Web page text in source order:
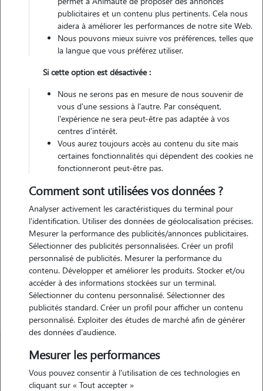
j'ai effectué un stage dans un cabinet vétérinaire de deux semaines et
cela m'a vraiment plus, je me lance alors dans une formation
d'assistante vétérinaire. j'ai une passion pour les animaux depuis
Expérience
plusieurs gardes d'animaux, ça s'est toujours très bien passé, je suis
vraiment une passionnée des animaux et je compte réellement en
faire mon métiers.
Animaux
publicitaires et un contenu plus pertinents. Cela nous
aidera à améliorer les performances de notre site Web.
Nous pouvons mieux suivre vos préférences, telles que
la langue que vous préférez utiliser.
Si cette option est désactivée :
Nous ne serons pas en mesure de nous souvenir de
vous d'une sessions à l'autre. Par conséquent,
l'expérience ne sera peut-être pas adaptée à vos
centres d'intérêt.
Vous aurez toujours accès au contenu du site mais
certaines fonctionnalités qui dépendent des cookies ne
fonctionneront peut-être pas.
Comment sont utilisées vos données ?
Analyser activement les caractéristiques du terminal pour
l'identification. Utiliser des données de géolocalisation précises.
Mesurer la performance des publicités/annonces publicitaires.
Sélectionner des publicités personnalisées. Créer un profil
personnalisé de publicités. Mesurer la performance du
contenu. Développer et améliorer les produits. Stocker et/ou
accéder à des informations stockées sur un terminal.
Sélectionner du contenu personnalisé. Sélectionner des
publicités standard. Créer un profil pour afficher un contenu
personnalisé. Exploiter des études de marché afin de générer
des données d'audience.
Mesurer les performances
Vous pouvez consentir à l'utilisation de ces technologies en
cliquant sur « Tout accepter »